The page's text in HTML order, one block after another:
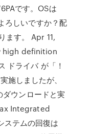
です。OSは
ろしいですか？配
ます。 Apr 11,
high definition
ドライバ が「！
施しましたが、
ダウンロードと実
Integrated
テムの回復は